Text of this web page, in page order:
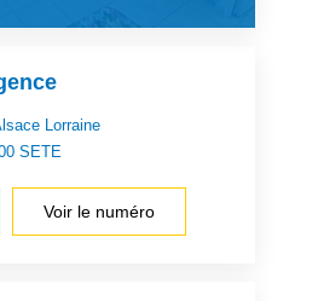
Lorraine
SETE
Voir le numéro